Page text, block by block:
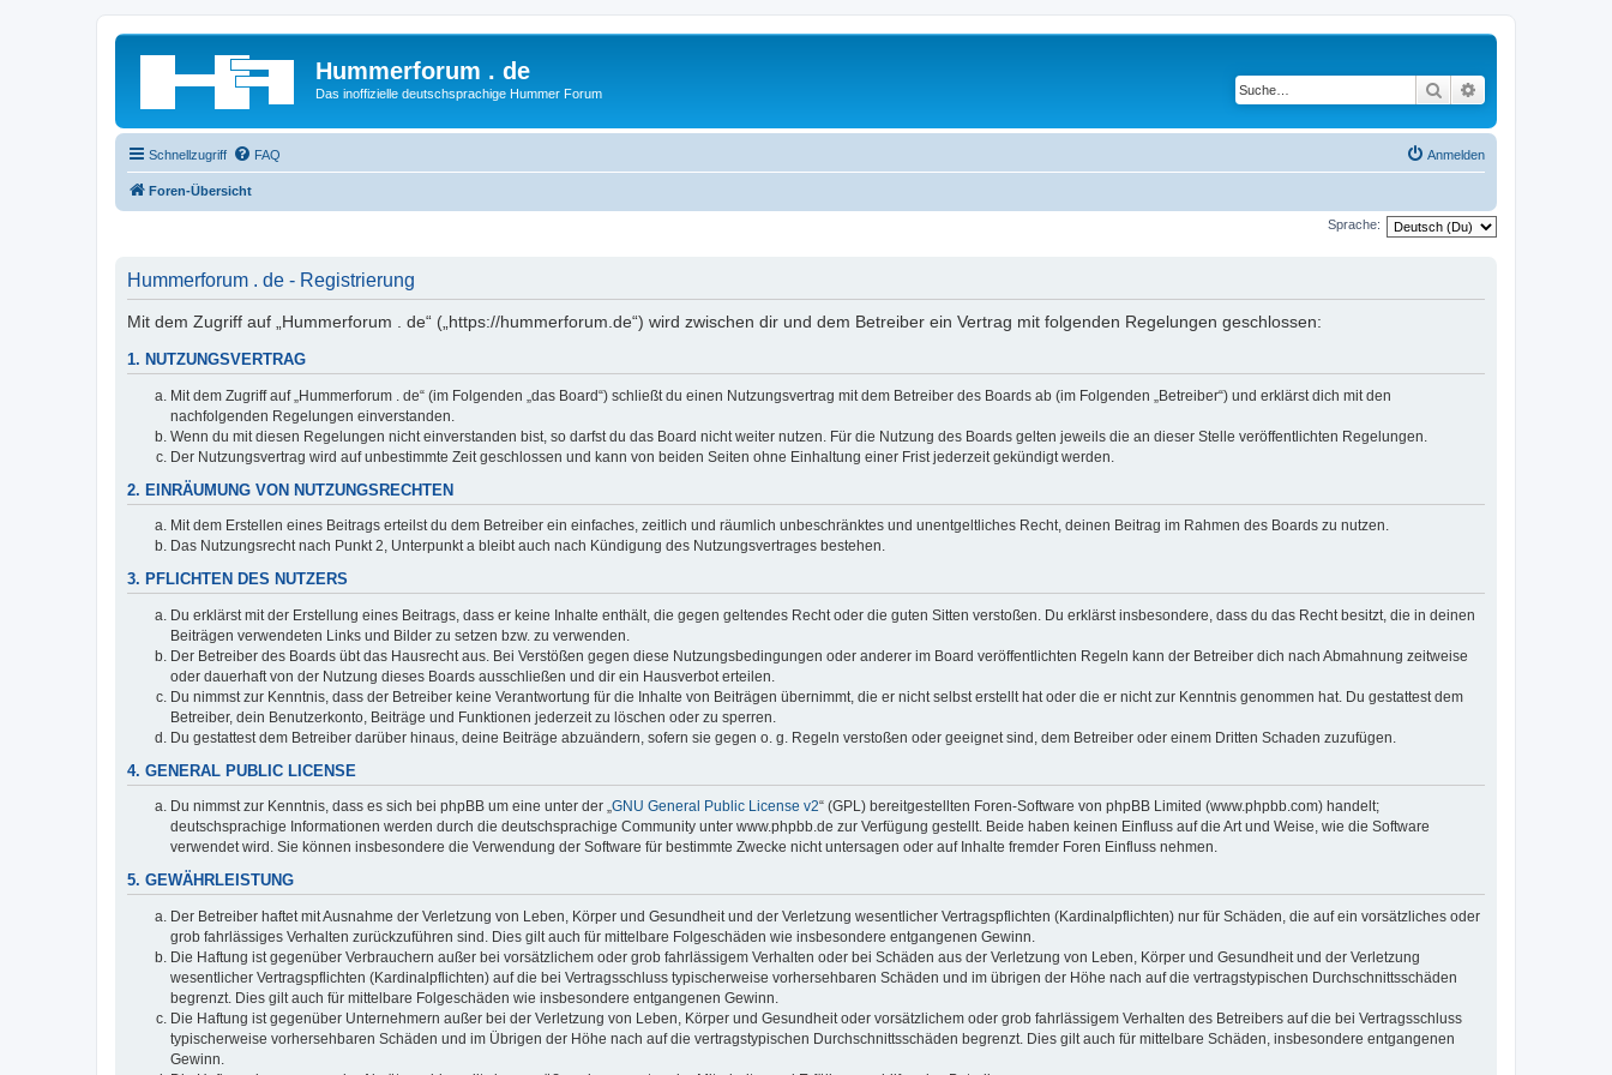
Hummerforum . de
Das inoffizielle deutschsprachige Hummer Forum Suche
Schnellzugriff FAQ Anmelden
Foren-Übersicht
Sprache:
Hummerforum . de - Registrierung
Mit dem Zugriff auf „Hummerforum . de“ („https://hummerforum.de“) wird zwischen dir und dem Betreiber ein Vertrag mit folgenden Regelungen geschlossen:
1. NUTZUNGSVERTRAG
Mit dem Zugriff auf „Hummerforum . de“ (im Folgenden „das Board“) schließt du einen Nutzungsvertrag mit dem Betreiber des Boards ab (im Folgenden „Betreiber“) und erklärst dich mit den
nachfolgenden Regelungen einverstanden.
Wenn du mit diesen Regelungen nicht einverstanden bist, so darfst du das Board nicht weiter nutzen. Für die Nutzung des Boards gelten jeweils die an dieser Stelle veröffentlichten Regelungen.
Der Nutzungsvertrag wird auf unbestimmte Zeit geschlossen und kann von beiden Seiten ohne Einhaltung einer Frist jederzeit gekündigt werden.
2. EINRÄUMUNG VON NUTZUNGSRECHTEN
Mit dem Erstellen eines Beitrags erteilst du dem Betreiber ein einfaches, zeitlich und räumlich unbeschränktes und unentgeltliches Recht, deinen Beitrag im Rahmen des Boards zu nutzen.
Das Nutzungsrecht nach Punkt 2, Unterpunkt a bleibt auch nach Kündigung des Nutzungsvertrages bestehen.
3. PFLICHTEN DES NUTZERS
Du erklärst mit der Erstellung eines Beitrags, dass er keine Inhalte enthält, die gegen geltendes Recht oder die guten Sitten verstoßen. Du erklärst insbesondere, dass du das Recht besitzt, die in deinen
Beiträgen verwendeten Links und Bilder zu setzen bzw. zu verwenden.
Der Betreiber des Boards übt das Hausrecht aus. Bei Verstößen gegen diese Nutzungsbedingungen oder anderer im Board veröffentlichten Regeln kann der Betreiber dich nach Abmahnung zeitweise
oder dauerhaft von der Nutzung dieses Boards ausschließen und dir ein Hausverbot erteilen.
Du nimmst zur Kenntnis, dass der Betreiber keine Verantwortung für die Inhalte von Beiträgen übernimmt, die er nicht selbst erstellt hat oder die er nicht zur Kenntnis genommen hat. Du gestattest dem
Betreiber, dein Benutzerkonto, Beiträge und Funktionen jederzeit zu löschen oder zu sperren.
Du gestattest dem Betreiber darüber hinaus, deine Beiträge abzuändern, sofern sie gegen o. g. Regeln verstoßen oder geeignet sind, dem Betreiber oder einem Dritten Schaden zuzufügen.
4. GENERAL PUBLIC LICENSE
Du nimmst zur Kenntnis, dass es sich bei phpBB um eine unter der „GNU General Public License v2“ (GPL) bereitgestellten Foren-Software von phpBB Limited (www.phpbb.com) handelt;
deutschsprachige Informationen werden durch die deutschsprachige Community unter www.phpbb.de zur Verfügung gestellt. Beide haben keinen Einfluss auf die Art und Weise, wie die Software
verwendet wird. Sie können insbesondere die Verwendung der Software für bestimmte Zwecke nicht untersagen oder auf Inhalte fremder Foren Einfluss nehmen.
5. GEWÄHRLEISTUNG
Der Betreiber haftet mit Ausnahme der Verletzung von Leben, Körper und Gesundheit und der Verletzung wesentlicher Vertragspflichten (Kardinalpflichten) nur für Schäden, die auf ein vorsätzliches oder
grob fahrlässiges Verhalten zurückzuführen sind. Dies gilt auch für mittelbare Folgeschäden wie insbesondere entgangenen Gewinn.
Die Haftung ist gegenüber Verbrauchern außer bei vorsätzlichem oder grob fahrlässigem Verhalten oder bei Schäden aus der Verletzung von Leben, Körper und Gesundheit und der Verletzung
wesentlicher Vertragspflichten (Kardinalpflichten) auf die bei Vertragsschluss typischerweise vorhersehbaren Schäden und im übrigen der Höhe nach auf die vertragstypischen Durchschnittsschäden
begrenzt. Dies gilt auch für mittelbare Folgeschäden wie insbesondere entgangenen Gewinn.
Die Haftung ist gegenüber Unternehmern außer bei der Verletzung von Leben, Körper und Gesundheit oder vorsätzlichem oder grob fahrlässigem Verhalten des Betreibers auf die bei Vertragsschluss
typischerweise vorhersehbaren Schäden und im Übrigen der Höhe nach auf die vertragstypischen Durchschnittsschäden begrenzt. Dies gilt auch für mittelbare Schäden, insbesondere entgangenen
Gewinn.